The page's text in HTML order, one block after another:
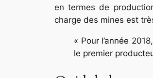
en termes de
charge des mines est
« Pour l’année
le premier